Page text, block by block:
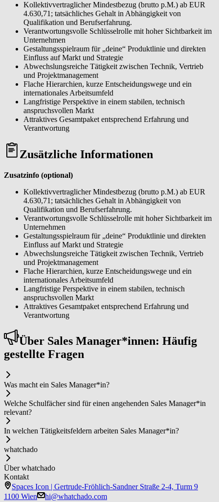
Kollektivvertraglicher Mindestbezug (brutto p.M.) ab EUR
4.630,71; tatsächliches Gehalt in Abhängigkeit von
Qualifikation und Berufserfahrung.
Verantwortungsvolle Schlüsselrolle mit hoher Sichtbarkeit im
Unternehmen
Gestaltungsspielraum für „deine“ Produktlinie und direkten
Einfluss auf Markt und Strategie
Abwechslungsreiche Tätigkeit zwischen Technik, Vertrieb
und Projektmanagement
Flache Hierarchien, kurze Entscheidungswege und ein
internationales Arbeitsumfeld
Langfristige Perspektive in einem stabilen, technisch
anspruchsvollen Markt
Attraktives Gesamtpaket entsprechend Erfahrung und
Verantwortung
Zusätzliche Informationen
Zusatzinfo (optional)
Kollektivvertraglicher Mindestbezug (brutto p.M.) ab EUR
4.630,71; tatsächliches Gehalt in Abhängigkeit von
Qualifikation und Berufserfahrung.
Verantwortungsvolle Schlüsselrolle mit hoher Sichtbarkeit im
Unternehmen
Gestaltungsspielraum für „deine“ Produktlinie und direkten
Einfluss auf Markt und Strategie
Abwechslungsreiche Tätigkeit zwischen Technik, Vertrieb
und Projektmanagement
Flache Hierarchien, kurze Entscheidungswege und ein
internationales Arbeitsumfeld
Langfristige Perspektive in einem stabilen, technisch
anspruchsvollen Markt
Attraktives Gesamtpaket entsprechend Erfahrung und
Verantwortung
Über Sa­les ­Ma­na­ger*in­nen: Häufig
gestellte Fragen
Was macht ein Sa­les ­Ma­na­ger*in?
Welche Schulfächer sind für einen angehenden Sa­les ­Ma­na­ger*in
relevant?
In welchen Tätigkeitsfeldern arbeiten Sa­les ­Ma­na­ger*in?
whatchado
Über whatchado
Kontakt
Spaces Icon | Gertrude-Fröhlich-Sandner Straße 2-4, Turm 9
1100 Wien
hi@whatchado.com